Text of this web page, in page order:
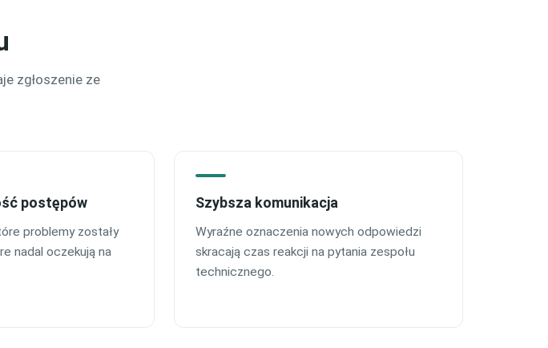
zgłoszenie ze
postępów
problemy zostały
nadal oczekują na
Szybsza komunikacja
Wyraźne oznaczenia nowych odpowiedzi
skracają czas reakcji na pytania zespołu
technicznego.